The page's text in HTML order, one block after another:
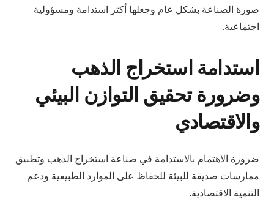
صورة الصناعة بشكل عام وجعلها أكثر استدامة ومسؤولية
اجتماعية.
استدامة استخراج الذهب
وضرورة تحقيق التوازن البيئي
والاقتصادي
ضرورة الاهتمام بالاستدامة في صناعة استخراج الذهب وتطبيق
ممارسات صديقة للبيئة للحفاظ على الموارد الطبيعية ودعم
التنمية الاقتصادية.